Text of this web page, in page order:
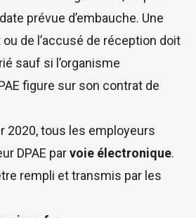
prévue d’embauche. Une
de l’accusé de réception doit
sauf si l’organisme
figure sur son contrat de
2020, tous les employeurs
DPAE parvoie électronique.
rempli et transmis par les